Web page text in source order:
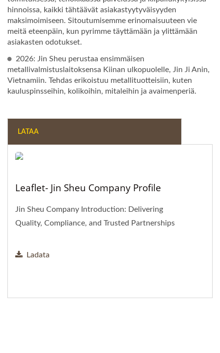
hinnoissa, kaikki tähtäävät asiakastyytyväisyyden
maksimoimiseen. Sitoutumisemme erinomaisuuteen vie
meitä eteenpäin, kun pyrimme täyttämään ja ylittämään
asiakasten odotukset.
2026: Jin Sheu perustaa ensimmäisen
metallivalmistuslaitoksensa Kiinan ulkopuolelle, Jin Ji Anin,
Vietnamiin. Tehdas erikoistuu metallituotteisiin, kuten
kauluspinsseihin, kolikoihin, mitaleihin ja avaimenperiä.
LATAA
Leaflet- Jin Sheu Company Profile
Jin Sheu Company Introduction: Delivering
Quality, Compliance, and Trusted Partnerships
Ladata